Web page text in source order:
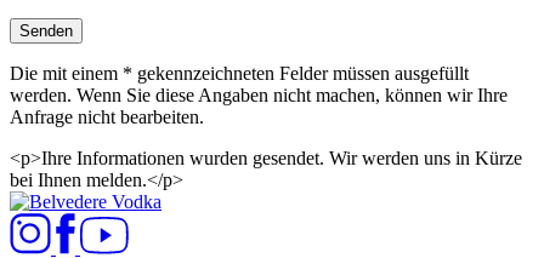
Senden
Die mit einem * gekennzeichneten Felder müssen ausgefüllt
werden. Wenn Sie diese Angaben nicht machen, können wir Ihre
Anfrage nicht bearbeiten.
<p>Ihre Informationen wurden gesendet. Wir werden uns in Kürze
bei Ihnen melden.</p>